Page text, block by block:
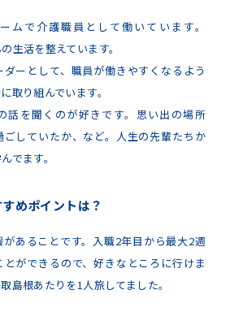
ムで介護職員として働いています。
生活を整えています。
ダーとして、職員が働きやすくなるよう
取り組んでいます。
話を聞くのが好きです。思い出の場所
ごしていたか、など。人生の先輩たちか
でます。
めポイントは？
があることです。入職2年目から最大2週
ができるので、好きなところに行けま
島根あたりを1人旅してました。